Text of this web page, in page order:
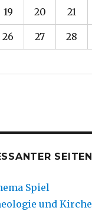
19 20 21
26 27 28
SEITEN
Spiel
und Kirche